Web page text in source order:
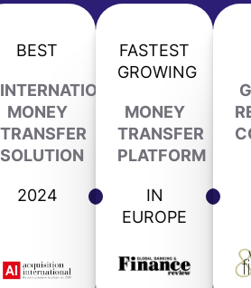
BEST
INTERNATIONAL
MONEY
TRANSFER
SOLUTION
2024
FASTEST
GROWING
MONEY
TRANSFER
PLATFORM
IN
EUROPE